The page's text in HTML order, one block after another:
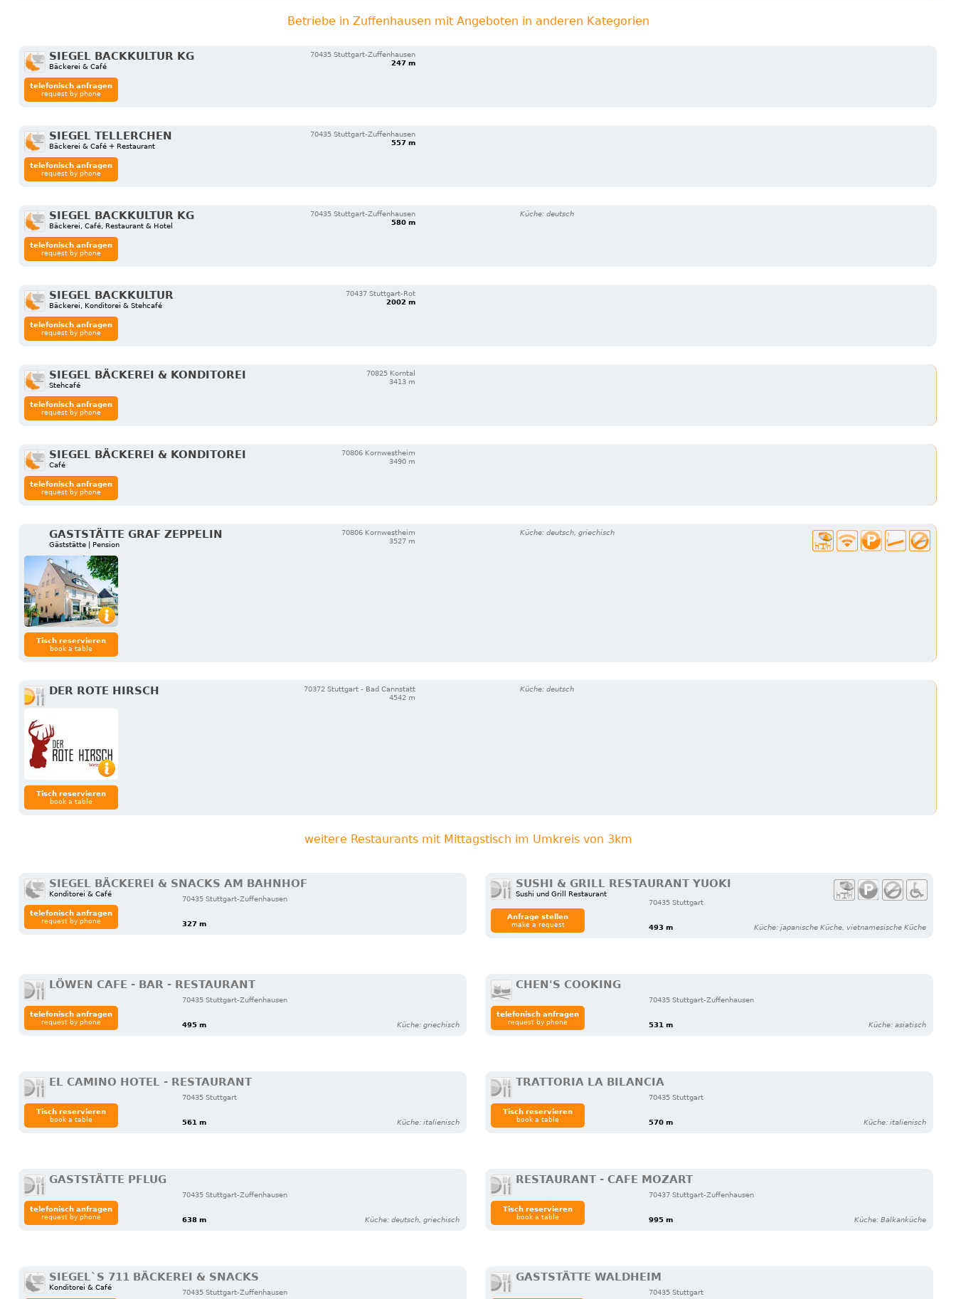
Betriebe in Zuffenhausen mit Angeboten in anderen Kategorien
SIEGEL BACKKULTUR KG
Bäckerei & Café
70435 Stuttgart-Zuffenhausen
247 m
telefonisch anfragen
request by phone
SIEGEL TELLERCHEN
Bäckerei & Café + Restaurant
70435 Stuttgart-Zuffenhausen
557 m
telefonisch anfragen
request by phone
SIEGEL BACKKULTUR KG
Bäckerei, Café, Restaurant & Hotel
70435 Stuttgart-Zuffenhausen
580 m
Küche: deutsch
telefonisch anfragen
request by phone
SIEGEL BACKKULTUR
Bäckerei, Konditorei & Stehcafé
70437 Stuttgart-Rot
2002 m
telefonisch anfragen
request by phone
SIEGEL BÄCKEREI & KONDITOREI
Stehcafé
70825 Korntal
3413 m
telefonisch anfragen
request by phone
SIEGEL BÄCKEREI & KONDITOREI
Café
70806 Kornwestheim
3490 m
telefonisch anfragen
request by phone
GASTSTÄTTE GRAF ZEPPELIN
Gäststätte | Pension
70806 Kornwestheim
3527 m
Küche: deutsch, griechisch
Tisch reservieren
book a table
DER ROTE HIRSCH
70372 Stuttgart - Bad Cannstatt
4542 m
Küche: deutsch
Tisch reservieren
book a table
weitere Restaurants mit Mittagstisch im Umkreis von 3km
SIEGEL BÄCKEREI & SNACKS AM BAHNHOF
Konditorei & Café
70435 Stuttgart-Zuffenhausen
327 m
telefonisch anfragen
request by phone
SUSHI & GRILL RESTAURANT YUOKI
Sushi und Grill Restaurant
70435 Stuttgart
493 m Küche: japanische Küche, vietnamesische Küche
Anfrage stellen
make a request
LÖWEN CAFE - BAR - RESTAURANT
70435 Stuttgart-Zuffenhausen
495 m Küche: griechisch
telefonisch anfragen
request by phone
CHEN'S COOKING
70435 Stuttgart-Zuffenhausen
531 m Küche: asiatisch
telefonisch anfragen
request by phone
EL CAMINO HOTEL - RESTAURANT
70435 Stuttgart
561 m Küche: italienisch
Tisch reservieren
book a table
TRATTORIA LA BILANCIA
70435 Stuttgart
570 m Küche: italienisch
Tisch reservieren
book a table
GASTSTÄTTE PFLUG
70435 Stuttgart-Zuffenhausen
638 m Küche: deutsch, griechisch
telefonisch anfragen
request by phone
RESTAURANT - CAFE MOZART
70437 Stuttgart-Zuffenhausen
995 m Küche: Balkanküche
Tisch reservieren
book a table
SIEGEL`S 711 BÄCKEREI & SNACKS
Konditorei & Café
70435 Stuttgart-Zuffenhausen
GASTSTÄTTE WALDHEIM
70435 Stuttgart